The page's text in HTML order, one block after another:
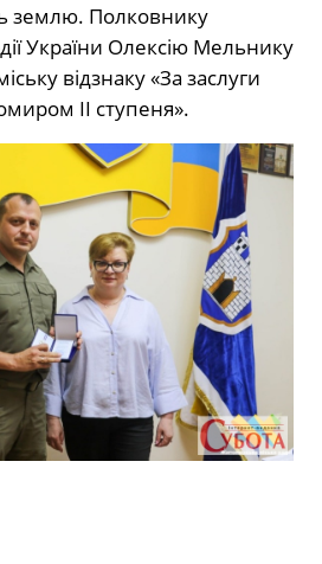
землю. Полковнику
України Олексію Мельнику
відзнаку «За заслуги
II ступеня».